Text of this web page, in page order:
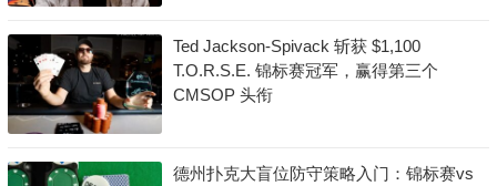
Ted Jackson-Spivack 斩获 $1,100
T.O.R.S.E. 锦标赛冠军，赢得第三个
CMSOP 头衔
德州扑克大盲位防守策略入门：锦标赛vs